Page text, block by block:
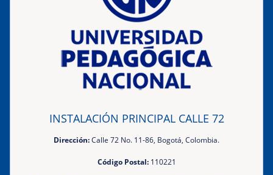
INSTALACIÓN PRINCIPAL CALLE 72
Dirección:Calle 72 No. 11-86, Bogotá, Colombia.
Código Postal:110221